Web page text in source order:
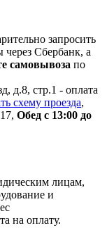
запросить
Сбербанк, а
самовывоза по
д.8, стр.1 - оплата
схему проезда,
Обед с 13:00 до
лицам,
и
на оплату.